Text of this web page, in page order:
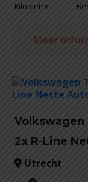
Kilometer
Meer
Volkswagen
2x R-Line
Utrecht